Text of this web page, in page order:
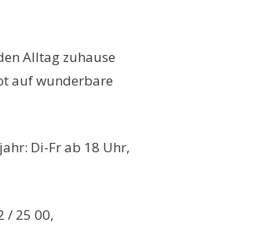
Alltag zuhause
auf wunderbare
Di-Fr ab 18 Uhr,
/ 25 00,